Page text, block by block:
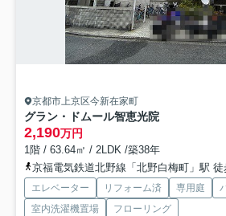
京都市上京区今新在家町
グラン・ドムール智恵光院
2,190万円
1階 / 63.64㎡ / 2LDK /築38年
京福電気鉄道北野線「北野白梅町」駅 徒
エレベーター リフォーム済 専用庭
室内洗濯機置場
フローリング